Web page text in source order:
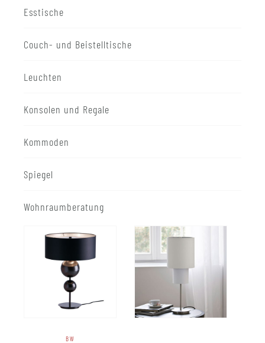
Esstische
Couch- und Beistelltische
Leuchten
Konsolen und Regale
Kommoden
Spiegel
Wohnraumberatung
BW